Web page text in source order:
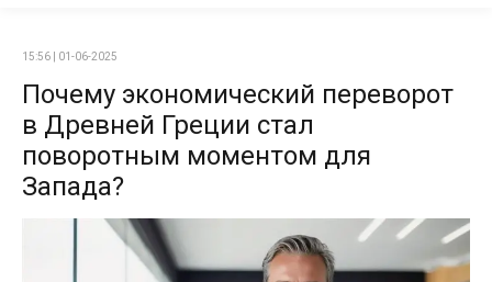
15:56 | 01-06-2025
Почему экономический переворот
в Древней Греции стал
поворотным моментом для
Запада?